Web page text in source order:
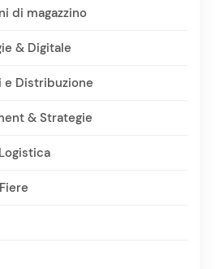
di magazzino
& Digitale
e Distribuzione
& Strategie